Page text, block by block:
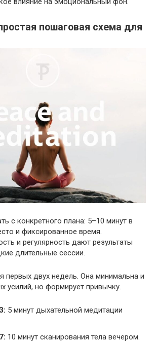
пошаговая схема для
с конкретного плана: 5–10 минут в
и фиксированное время.
и регулярность дают результаты
длительные сессии.
первых двух недель. Она минимальна и
усилий, но формирует привычку.
5 минут дыхательной медитации
10 минут сканирования тела вечером.